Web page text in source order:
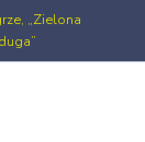
„Zielona